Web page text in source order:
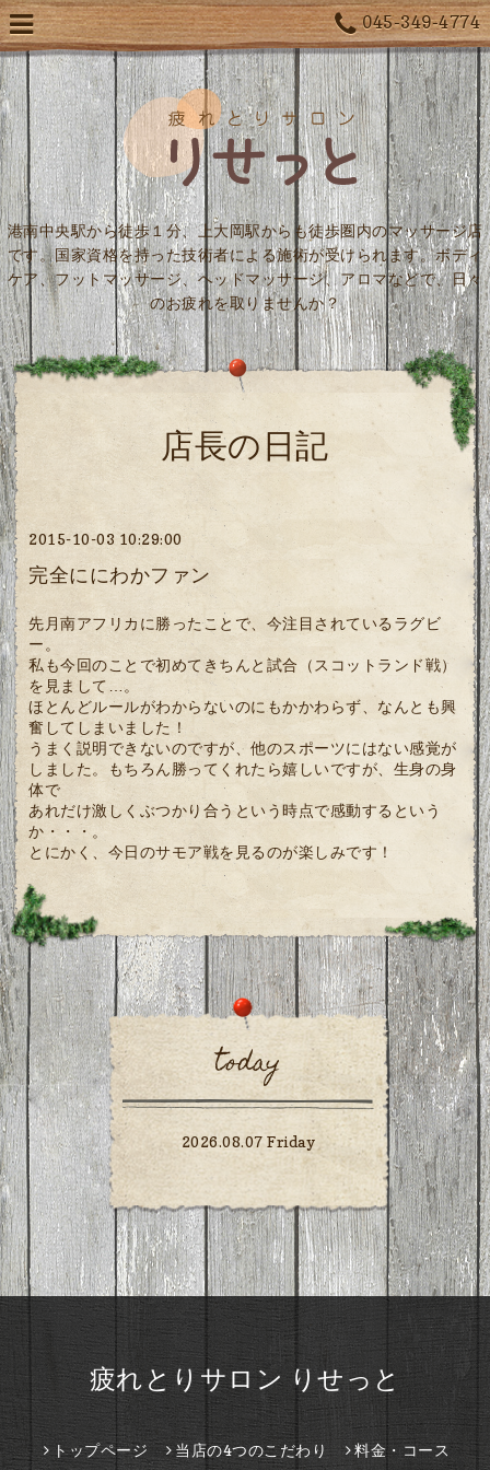
045-349-4774
港南中央駅から徒歩１分、上大岡駅からも徒歩圏内のマッサージ店
です。国家資格を持った技術者による施術が受けられます。ボディ
ケア、フットマッサージ、ヘッドマッサージ、アロマなどで、日々
のお疲れを取りませんか？
店長の日記
2015-10-03 10:29:00
完全ににわかファン
先月南アフリカに勝ったことで、今注目されているラグビ
ー。
私も今回のことで初めてきちんと試合（スコットランド戦）
を見まして…。
ほとんどルールがわからないのにもかかわらず、なんとも興
奮してしまいました！
うまく説明できないのですが、他のスポーツにはない感覚が
しました。もちろん勝ってくれたら嬉しいですが、生身の身
体で
あれだけ激しくぶつかり合うという時点で感動するという
か・・・。
とにかく、今日のサモア戦を見るのが楽しみです！
today
2026.08.07 Friday
疲れとりサロン りせっと
トップページ 当店の4つのこだわり 料金・コース